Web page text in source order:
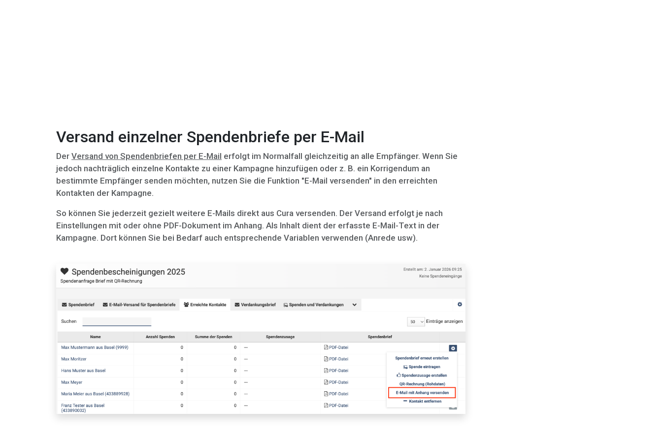
Versand einzelner Spendenbriefe per E-Mail
Der Versand von Spendenbriefen per E-Mail erfolgt im Normalfall gleichzeitig an alle Empfänger. Wenn Sie
jedoch nachträglich einzelne Kontakte zu einer Kampagne hinzufügen oder z. B. ein Korrigendum an
bestimmte Empfänger senden möchten, nutzen Sie die Funktion "E-Mail versenden" in den erreichten
Kontakten der Kampagne.
So können Sie jederzeit gezielt weitere E-Mails direkt aus Cura versenden. Der Versand erfolgt je nach
Einstellungen mit oder ohne PDF-Dokument im Anhang. Als Inhalt dient der erfasste E-Mail-Text in der
Kampagne. Dort können Sie bei Bedarf auch entsprechende Variablen verwenden (Anrede usw).